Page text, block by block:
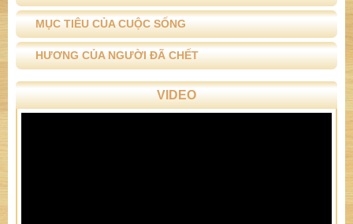
MỤC TIÊU CỦA CUỘC SỐNG
HƯƠNG CỦA NGƯỜI ĐÃ CHẾT
VIDEO